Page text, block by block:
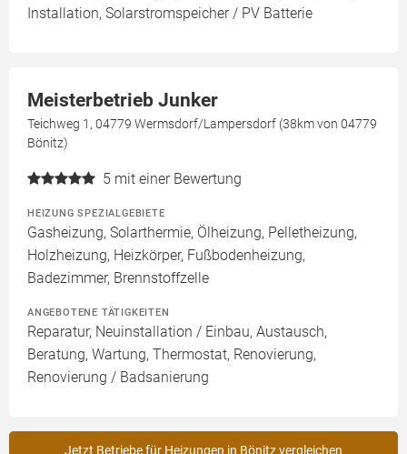
Installation, Solarstromspeicher / PV Batterie
Meisterbetrieb Junker
Teichweg 1, 04779 Wermsdorf/Lampersdorf (38km von 04779
Bönitz)
5 mit einer Bewertung
HEIZUNG SPEZIALGEBIETE
Gasheizung, Solarthermie, Ölheizung, Pelletheizung,
Holzheizung, Heizkörper, Fußbodenheizung,
Badezimmer, Brennstoffzelle
ANGEBOTENE TÄTIGKEITEN
Reparatur, Neuinstallation / Einbau, Austausch,
Beratung, Wartung, Thermostat, Renovierung,
Renovierung / Badsanierung
Jetzt Betriebe für Heizungen in Bönitz vergleichen